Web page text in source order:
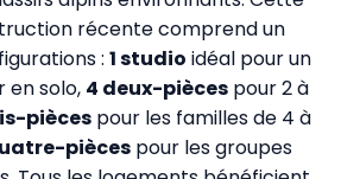
récente comprend un
: 1 studio idéal pour un
en solo, 4 deux-pièces pour 2 à
pièces pour les familles de 4 à
pièces pour les groupes